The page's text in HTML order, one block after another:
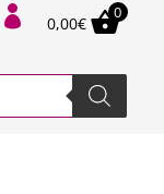
 0,00€
0